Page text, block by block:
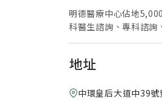
明德醫療中心佔地
科醫生諮詢、專科諮詢
地址
中環皇后大道中39